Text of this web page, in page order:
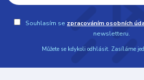
Souhlasím se zpracováním osobních
newsletteru.
Můžete se kdykoli odhlásit. Zasíláme